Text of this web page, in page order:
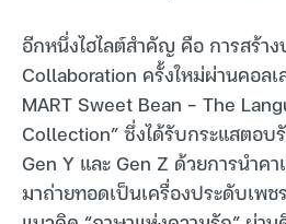
อีกหนึ่งไฮไลต์สำคัญ คือ การสร้า
Collaboration ครั้งใหม่ผ่านคอลเ
MART Sweet Bean – The
Collection” ซึ่งได้รับกระแสตอ
Gen Y และ Gen Z ด้วยการนำค
มาถ่ายทอดเป็นเครื่องประดับเพ